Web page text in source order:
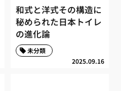
和式と洋式その構造に
秘められた日本トイレ
の進化論
2025.09.16
未分類